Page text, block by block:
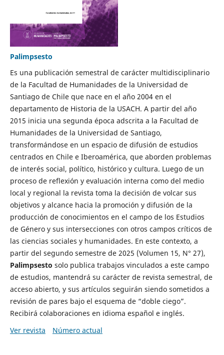
Palimpsesto
Es una publicación semestral de carácter multidisciplinario
de la Facultad de Humanidades de la Universidad de
Santiago de Chile que nace en el año 2004 en el
departamento de Historia de la USACH. A partir del año
2015 inicia una segunda época adscrita a la Facultad de
Humanidades de la Universidad de Santiago,
transformándose en un espacio de difusión de estudios
centrados en Chile e Iberoamérica, que aborden problemas
de interés social, político, histórico y cultura. Luego de un
proceso de reflexión y evaluación interna como del medio
local y regional la revista toma la decisión de volcar sus
objetivos y alcance hacia la promoción y difusión de la
producción de conocimientos en el campo de los Estudios
de Género y sus intersecciones con otros campos críticos de
las ciencias sociales y humanidades. En este contexto, a
partir del segundo semestre de 2025 (Volumen 15, N° 27),
Palimpsesto solo publica trabajos vinculados a este campo
de estudios, mantendrá su carácter de revista semestral, de
acceso abierto, y sus artículos seguirán siendo sometidos a
revisión de pares bajo el esquema de “doble ciego”.
Recibirá colaboraciones en idioma español e inglés.
Ver revista
Número actual